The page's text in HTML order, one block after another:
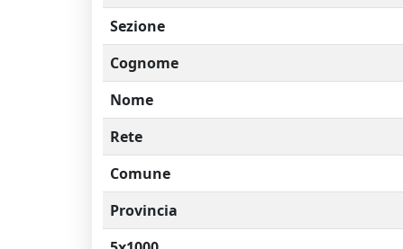
Sezione
Cognome
Nome
Rete
Comune
Provincia